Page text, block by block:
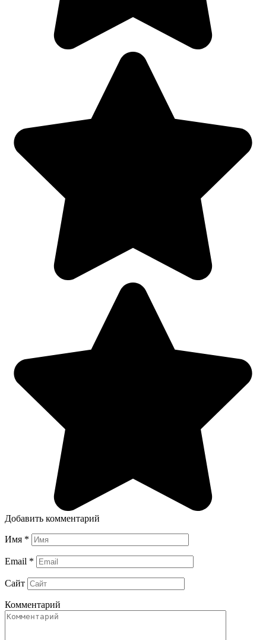
Добавить комментарий
Имя *
Email *
Сайт
Комментарий